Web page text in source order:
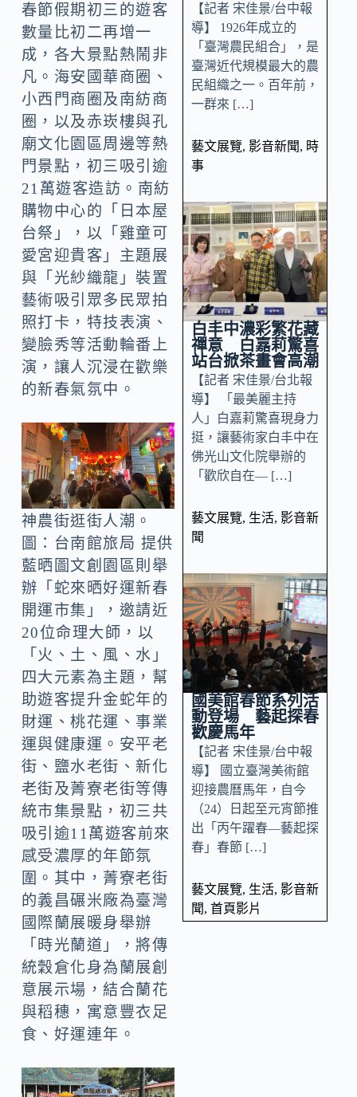
春節假期初三的遊客
數量比初二再增一
成，各大景點熱鬧非
凡。海安國華商圈、
小西門商圈及南紡商
圈，以及赤崁樓與孔
廟文化園區周邊等熱
門景點，初三吸引逾
21萬遊客造訪。南紡
購物中心的「日本屋
台祭」，以「雞童可
愛宮迎貴客」主題展
與「光紗織龍」裝置
藝術吸引眾多民眾拍
照打卡，特技表演、
變臉秀等活動輪番上
演，讓人沉浸在歡樂
的新春氣氛中。
神農街逛街人潮。
圖：台南館旅局 提供
藍晒圖文創園區則舉
辦「蛇來晒好運新春
開運市集」，邀請近
20位命理大師，以
「火、土、風、水」
四大元素為主題，幫
助遊客提升金蛇年的
財運、桃花運、事業
運與健康運。安平老
街、鹽水老街、新化
老街及菁寮老街等傳
統市集景點，初三共
吸引逾11萬遊客前來
感受濃厚的年節氛
圍。其中，菁寮老街
的義昌碾米廠為臺灣
國際蘭展暖身舉辦
「時光蘭道」，將傳
統穀倉化身為蘭展創
意展示場，結合蘭花
與稻穗，寓意豐衣足
食、好運連年。
【記者 宋佳景/台中報
導】 1926年成立的
「臺灣農民組合」，是
臺灣近代規模最大的農
民組織之一。百年前，
一群來 […]
藝文展覽, 影音新聞, 時
事
白丰中濃彩繁花藏
禪意 白嘉莉驚喜
站台掀茶畫會高潮
【記者 宋佳景/台北報
導】 「最美麗主持
人」白嘉莉驚喜現身力
挺，讓藝術家白丰中在
佛光山文化院舉辦的
「歡欣自在— […]
藝文展覽, 生活, 影音新
聞
國美館春節系列活
動登場 藝起探春
歡慶馬年
【記者 宋佳景/台中報
導】 國立臺灣美術館
迎接農曆馬年，自今
（24）日起至元宵節推
出「丙午躍春—藝起探
春」春節 […]
藝文展覽, 生活, 影音新
聞, 首頁影片